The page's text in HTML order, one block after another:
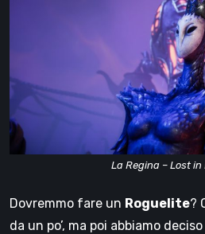
La Regina – Lost in
Dovremmo fare un Roguelite?
da un po’, ma poi abbiamo